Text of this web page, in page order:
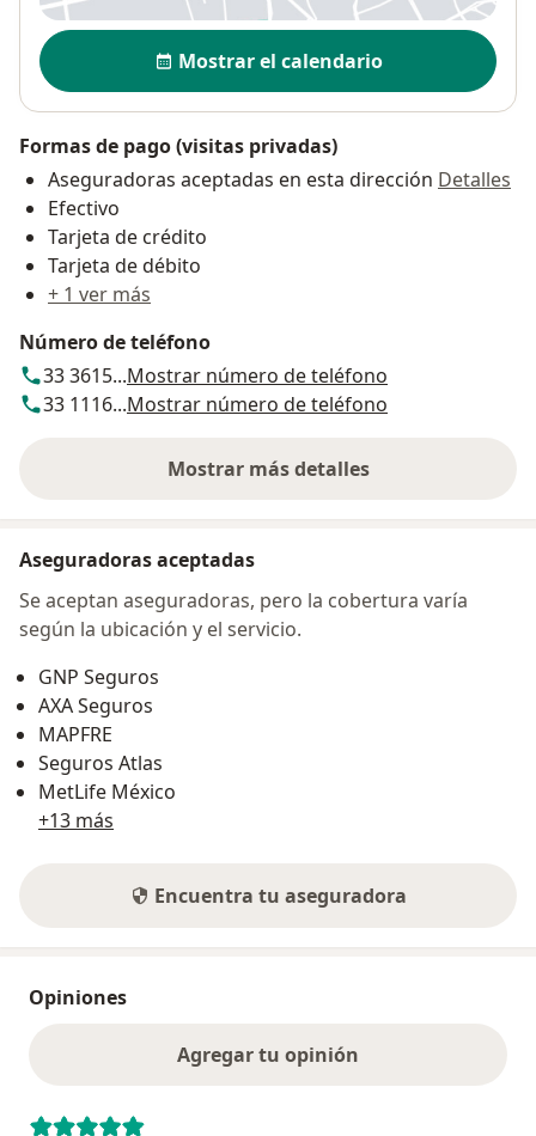
Disponibilidad
Mostrar el calendario
Formas de pago (visitas privadas)
Aseguradoras aceptadas en esta dirección Detalles
Efectivo
Tarjeta de crédito
Tarjeta de débito
+ 1 ver más
Número de teléfono
33 3615...Mostrar número de teléfono
33 1116...Mostrar número de teléfono
Mostrar más detalles
sobre la dirección
Aseguradoras aceptadas
Se aceptan aseguradoras, pero la cobertura varía
según la ubicación y el servicio.
GNP Seguros
AXA Seguros
MAPFRE
Seguros Atlas
MetLife México
+13 más
Encuentra tu aseguradora
Opiniones
Agregar tu opinión